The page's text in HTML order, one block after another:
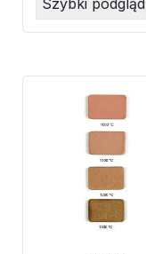
Szybki podgląd